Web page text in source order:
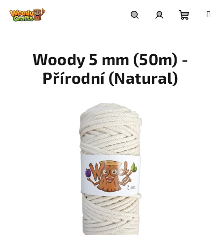
košík
Woody 5 mm (50m) -
Přírodní (Natural)